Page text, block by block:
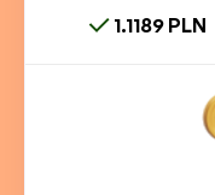
1.1189 PLN